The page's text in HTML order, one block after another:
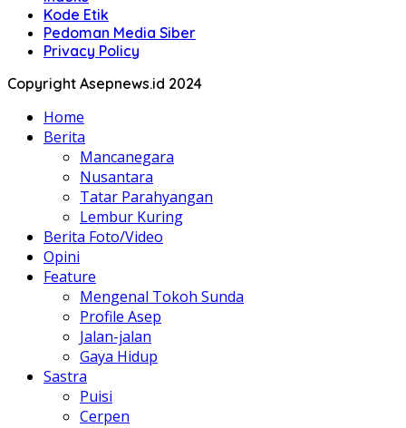
Kode Etik
Pedoman Media Siber
Privacy Policy
Copyright Asepnews.id 2024
Home
Berita
Mancanegara
Nusantara
Tatar Parahyangan
Lembur Kuring
Berita Foto/Video
Opini
Feature
Mengenal Tokoh Sunda
Profile Asep
Jalan-jalan
Gaya Hidup
Sastra
Puisi
Cerpen